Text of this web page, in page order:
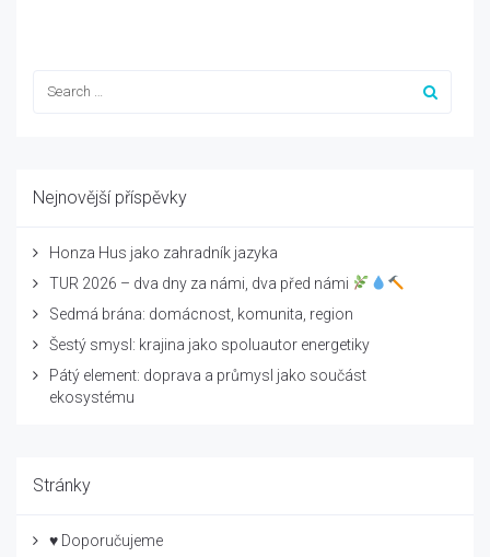
Nejnovější příspěvky
Honza Hus jako zahradník jazyka
TUR 2026 – dva dny za námi, dva před námi
Sedmá brána: domácnost, komunita, region
Šestý smysl: krajina jako spoluautor energetiky
Pátý element: doprava a průmysl jako součást
ekosystému
Stránky
♥ Doporučujeme